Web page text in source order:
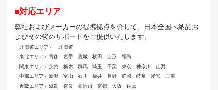
■対応エリア
弊社およびメーカーの提携拠点を介して、日本全国へ納品お
よびその後のサポートをご提供いたします。
（北海道エリア） 北海道
（東北エリア）青森 岩手 宮城 秋田 山形 福島
（関東エリア）茨城 栃木 群馬 埼玉 千葉 東京 神奈川 山梨
（中部エリア）新潟 富山 石川 福井 長野 静岡 岐阜 愛知 三重
（近畿エリア）滋賀 奈良 和歌山 京都 大阪 兵庫